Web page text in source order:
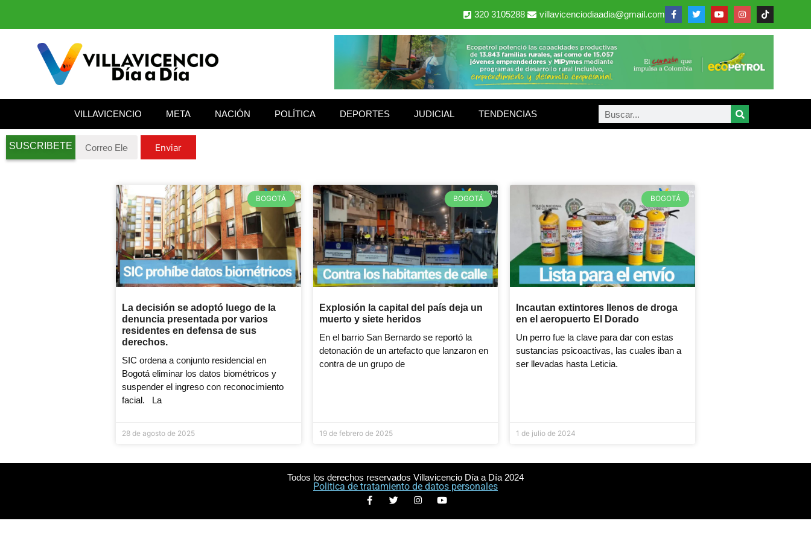
320 3105288 villavicenciodiaadia@gmail.com
VILLAVICENCIO META NACIÓN POLÍTICA DEPORTES JUDICIAL TENDENCIAS
SUSCRIBETE Enviar
BOGOTÁ
La decisión se adoptó luego de la
denuncia presentada por varios
residentes en defensa de sus
derechos.
SIC ordena a conjunto residencial en
Bogotá eliminar los datos biométricos y
suspender el ingreso con reconocimiento
facial. La
28 de agosto de 2025
BOGOTÁ
Explosión la capital del país deja un
muerto y siete heridos
En el barrio San Bernardo se reportó la
detonación de un artefacto que lanzaron en
contra de un grupo de
19 de febrero de 2025
BOGOTÁ
Incautan extintores llenos de droga
en el aeropuerto El Dorado
Un perro fue la clave para dar con estas
sustancias psicoactivas, las cuales iban a
ser llevadas hasta Leticia.
1 de julio de 2024
Todos los derechos reservados Villavicencio Día a Día 2024
Politica de tratamiento de datos personales